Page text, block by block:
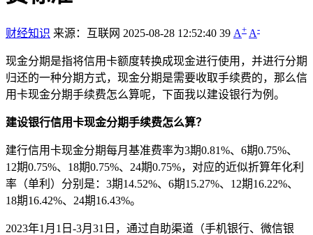
财经知识 来源：互联网 2025-08-28 12:52:40 39 A+ A-
现金分期是指将信用卡额度转换成现金进行使用，并进行分期
归还的一种分期方式，现金分期是需要收取手续费的，那么信
用卡现金分期手续费怎么算呢，下面我以建设银行为例。
建设银行信用卡现金分期手续费怎么算？
建行信用卡现金分期每月基准费率为3期0.81%、6期0.75%、
12期0.75%、18期0.75%、24期0.75%，对应的近似折算年化利
率（单利）分别是：3期14.52%、6期15.27%、12期16.22%、
18期16.42%、24期16.43%。
2023年1月1日-3月31日，通过自助渠道（手机银行、微信银